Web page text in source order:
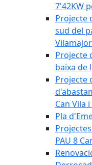
7'42KW
Projecte
sud del
Projecte
baixa de
Projecte
Can Vila
Pla
PAU 8